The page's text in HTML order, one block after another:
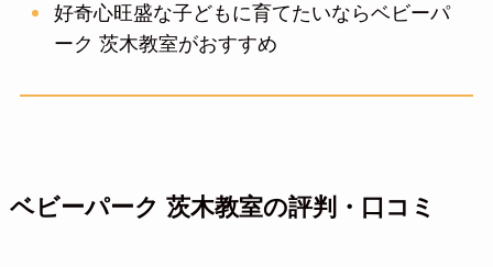
好奇心旺盛な子どもに育てたいならベビーパ
ーク 茨木教室がおすすめ
ベビーパーク 茨木教室の評判・口コミ